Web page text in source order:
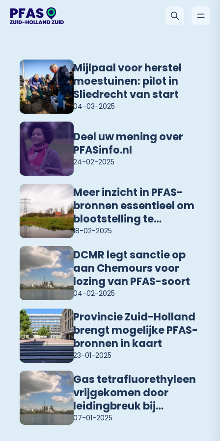
04-03-2025
Mijlpaal voor herstel
moestuinen: pilot in
Sliedrecht van start
24-02-2025
Deel uw mening over
PFASinfo.nl
18-02-2025
Meer inzicht in PFAS-
bronnen essentieel om
blootstelling te
verminderen
04-02-2025
DCMR legt sanctie op
aan Chemours voor
lozing van PFAS-soort
23-01-2025
Provincie Zuid-Holland
brengt mogelijke PFAS-
bronnen in kaart
07-01-2025
Gas tetrafluorethyleen
vrijgekomen door
leidingbreuk bij
Chemours